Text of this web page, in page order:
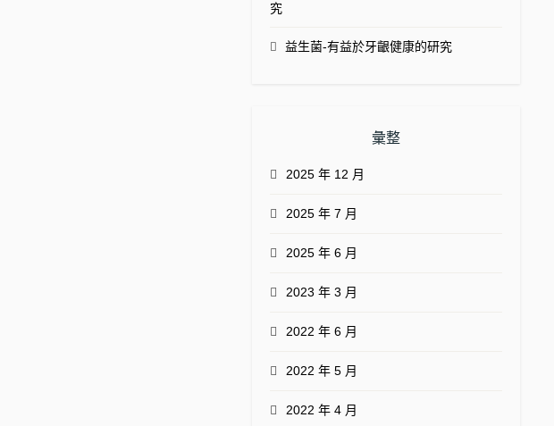
究
益生菌-有益於牙齦健康的研究
彙整
2025 年 12 月
2025 年 7 月
2025 年 6 月
2023 年 3 月
2022 年 6 月
2022 年 5 月
2022 年 4 月